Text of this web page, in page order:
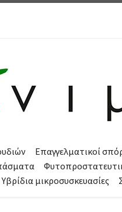
Επαγγελματικοί
Υβρίδια μικροσυσκευασίες